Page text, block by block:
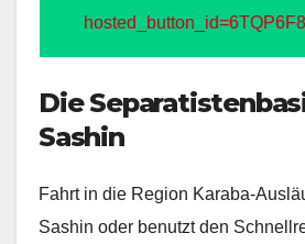
Die
Sashin
Fahrt in die Region Karaba-
Sashin oder benutzt den